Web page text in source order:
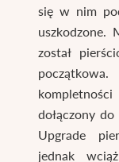
się w nim
uszkodzone.
został
dołączony
Upgrade
jednak